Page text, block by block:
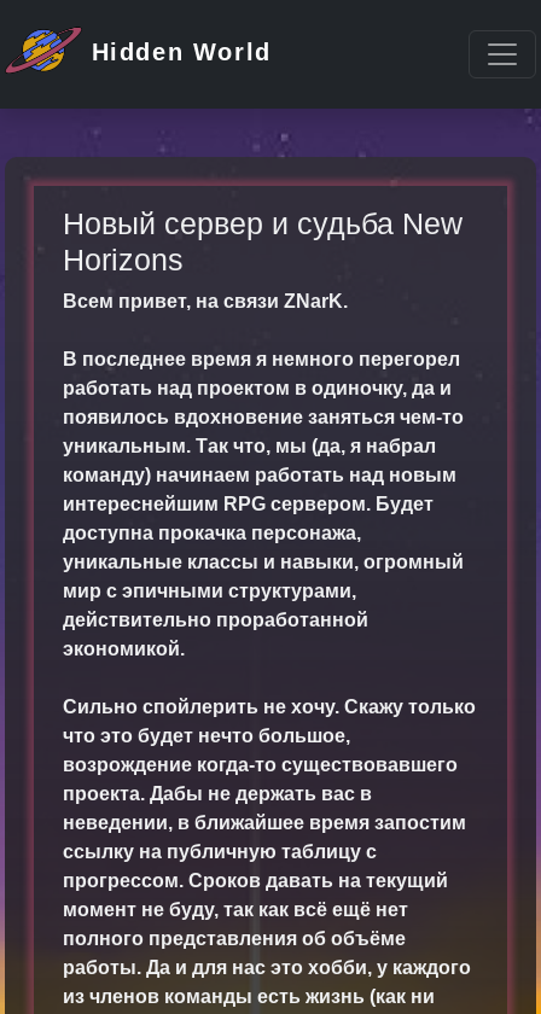
Hidden World
Новый сервер и судьба New
Horizons
Всем привет, на связи ZNarK.
В последнее время я немного перегорел
работать над проектом в одиночку, да и
появилось вдохновение заняться чем-то
уникальным. Так что, мы (да, я набрал
команду) начинаем работать над новым
интереснейшим RPG сервером. Будет
доступна прокачка персонажа,
уникальные классы и навыки, огромный
мир с эпичными структурами,
действительно проработанной
экономикой.
Сильно спойлерить не хочу. Скажу только
что это будет нечто большое,
возрождение когда-то существовавшего
проекта. Дабы не держать вас в
неведении, в ближайшее время запостим
ссылку на публичную таблицу с
прогрессом. Сроков давать на текущий
момент не буду, так как всё ещё нет
полного представления об объёме
работы. Да и для нас это хобби, у каждого
из членов команды есть жизнь (как ни